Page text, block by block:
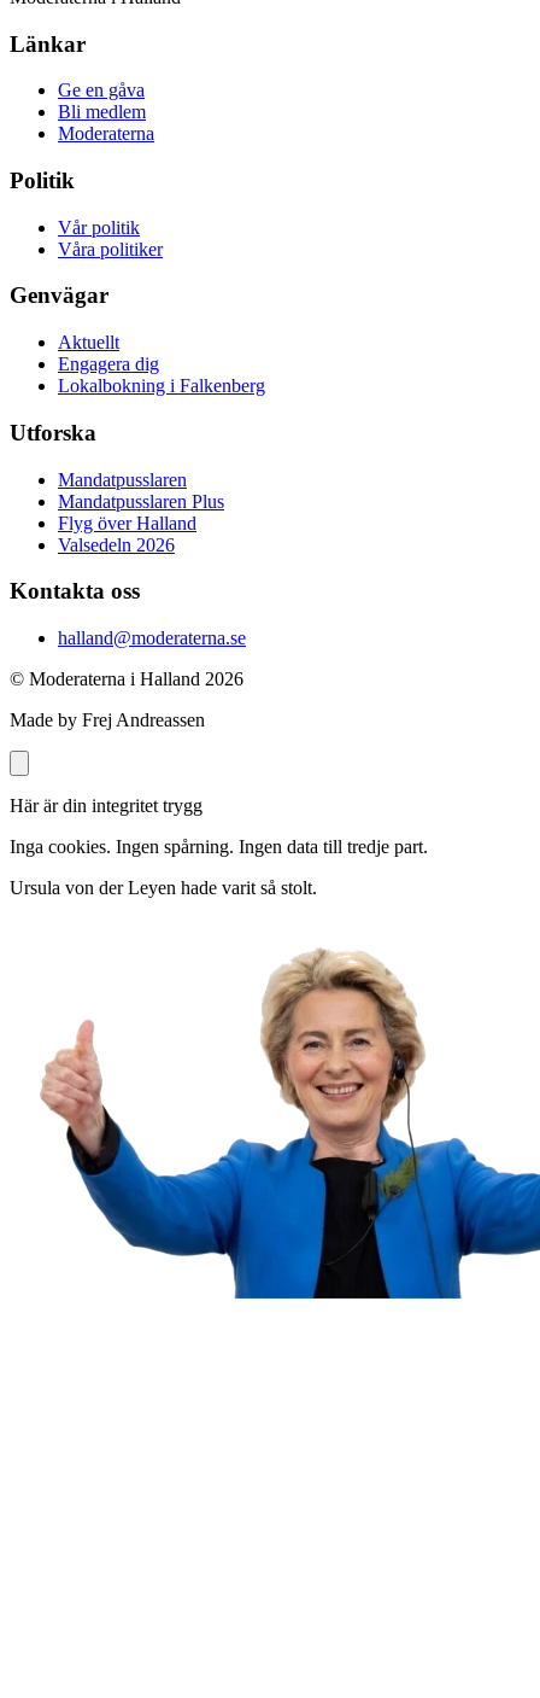
Länkar
Ge en gåva
Bli medlem
Moderaterna
Politik
Vår politik
Våra politiker
Genvägar
Aktuellt
Engagera dig
Lokalbokning i Falkenberg
Utforska
Mandatpusslaren
Mandatpusslaren Plus
Flyg över Halland
Valsedeln 2026
Kontakta oss
halland@moderaterna.se
© Moderaterna i Halland 2026
Made by Frej Andreassen
Här är din integritet trygg
Inga cookies. Ingen spårning. Ingen data till tredje part.
Ursula von der Leyen hade varit så stolt.